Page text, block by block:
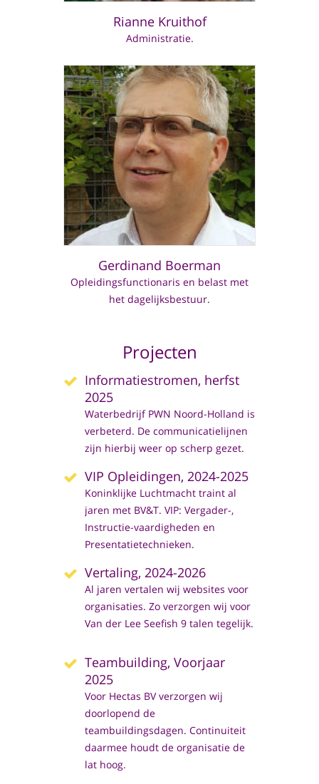
Rianne Kruithof
Administratie.
Gerdinand Boerman
Opleidingsfunctionaris en belast met
het dagelijksbestuur.
Projecten
Informatiestromen, herfst
2025
Waterbedrijf PWN Noord-Holland is
verbeterd. De communicatielijnen
zijn hierbij weer op scherp gezet.
VIP Opleidingen, 2024-2025
Koninklijke Luchtmacht traint al
jaren met BV&T. VIP: Vergader-,
Instructie-vaardigheden en
Presentatietechnieken.
Vertaling, 2024-2026
Al jaren vertalen wij websites voor
organisaties. Zo verzorgen wij voor
Van der Lee Seefish 9 talen tegelijk.
Teambuilding, Voorjaar
2025
Voor Hectas BV verzorgen wij
doorlopend de
teambuildingsdagen. Continuiteit
daarmee houdt de organisatie de
lat hoog.